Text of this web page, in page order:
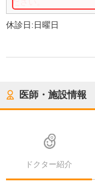
休診日:日曜日
医師・施設情報
ドクター紹介